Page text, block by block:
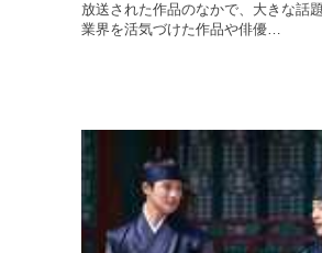
放送された作品のなかで、大きな話
業界を活気づけた作品や俳優…